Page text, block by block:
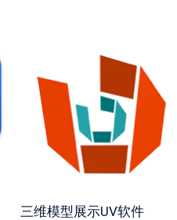
三维模型展示UV软件